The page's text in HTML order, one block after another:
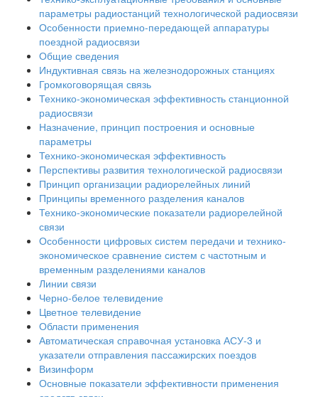
параметры радиостанций технологической радиосвязи
Особенности приемно-передающей аппаратуры
поездной радиосвязи
Общие сведения
Индуктивная связь на железнодорожных станциях
Громкоговорящая связь
Технико-экономическая эффективность станционной
радиосвязи
Назначение, принцип построения и основные
параметры
Технико-экономическая эффективность
Перспективы развития технологической радиосвязи
Принцип организации радиорелейных линий
Принципы временного разделения каналов
Технико-экономические показатели радиорелейной
связи
Особенности цифровых систем передачи и технико-
экономическое сравнение систем с частотным и
временным разделениями каналов
Линии связи
Черно-белое телевидение
Цветное телевидение
Области применения
Автоматическая справочная установка АСУ-3 и
указатели отправления пассажирских поездов
Визинформ
Основные показатели эффективности применения